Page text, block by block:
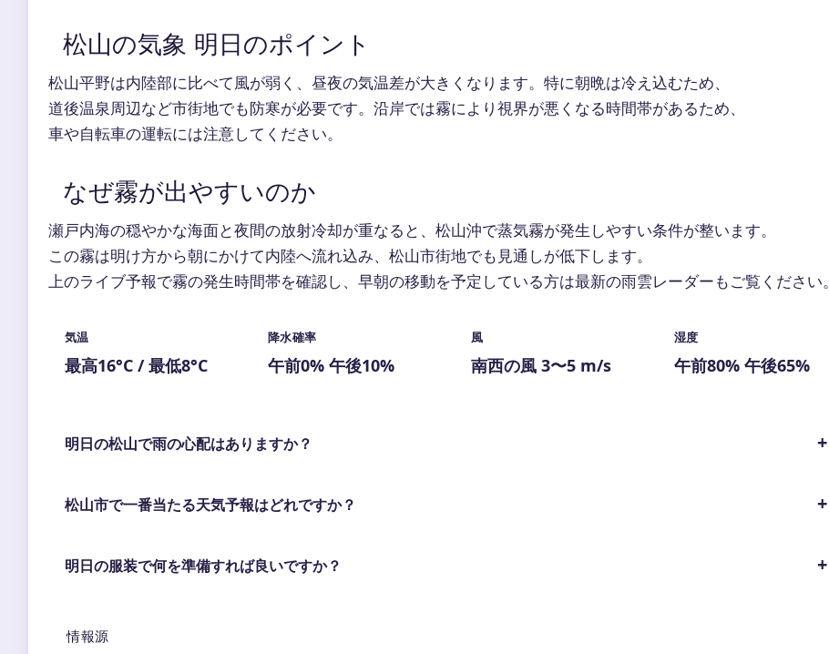
松山の気象 明日のポイント
松山平野は内陸部に比べて風が弱く、昼夜の気温差が大きくなります。特に朝晩は冷え込むため、
道後温泉周辺など市街地でも防寒が必要です。沿岸では霧により視界が悪くなる時間帯があるため、
車や自転車の運転には注意してください。
なぜ霧が出やすいのか
瀬戸内海の穏やかな海面と夜間の放射冷却が重なると、松山沖で蒸気霧が発生しやすい条件が整います。
この霧は明け方から朝にかけて内陸へ流れ込み、松山市街地でも見通しが低下します。
上のライブ予報で霧の発生時間帯を確認し、早朝の移動を予定している方は最新の雨雲レーダーもご覧ください。
気温
最高16°C / 最低8°C
降水確率
午前0% 午後10%
風
南西の風 3〜5 m/s
湿度
午前80% 午後65%
明日の松山で雨の心配はありますか？
松山市で一番当たる天気予報はどれですか？
明日の服装で何を準備すれば良いですか？
情報源